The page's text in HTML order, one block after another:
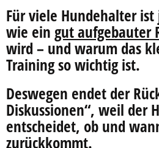
Für viele Hundehalter
wie ein gut aufgebauter
wird – und warum das
Training so wichtig ist.
Deswegen endet der
Diskussionen“, weil der
entscheidet, ob und
zurückkommt.